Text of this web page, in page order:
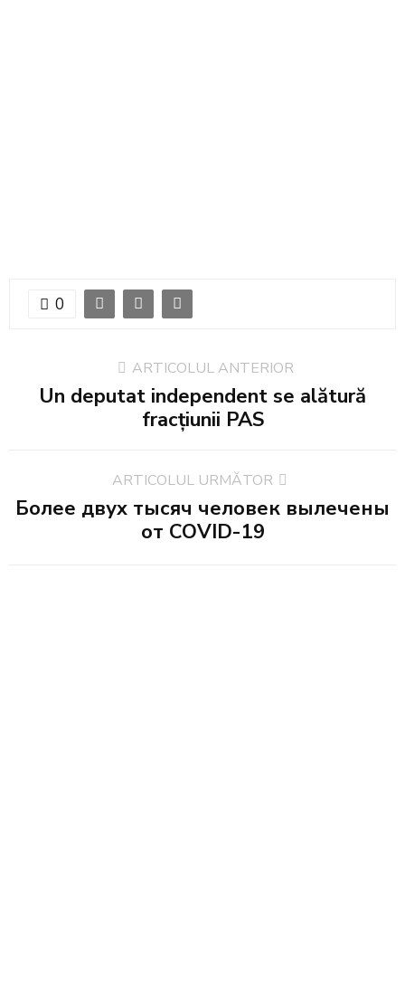
0
ARTICOLUL ANTERIOR
Un deputat independent se alătură
fracțiunii PAS
ARTICOLUL URMĂTOR
Более двух тысяч человек вылечены
от COVID-19